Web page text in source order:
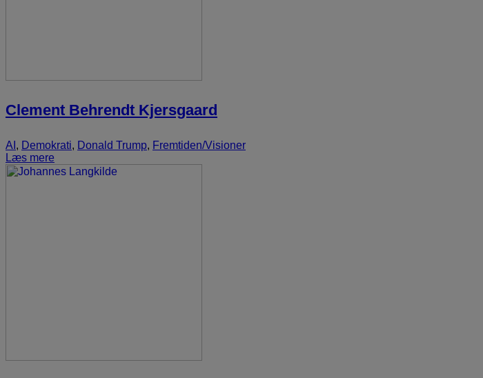
Clement Behrendt Kjersgaard
AI , Demokrati, Donald Trump, Fremtiden/Visioner
Læs mere